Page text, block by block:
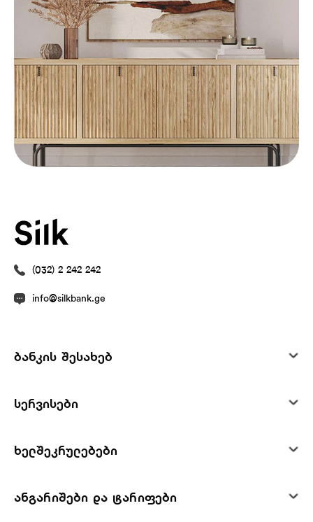
(032) 2 242 242
info@silkbank.ge
ბანკის შესახებ
სერვისები
ხელშეკრულებები
ანგარიშები და ტარიფები